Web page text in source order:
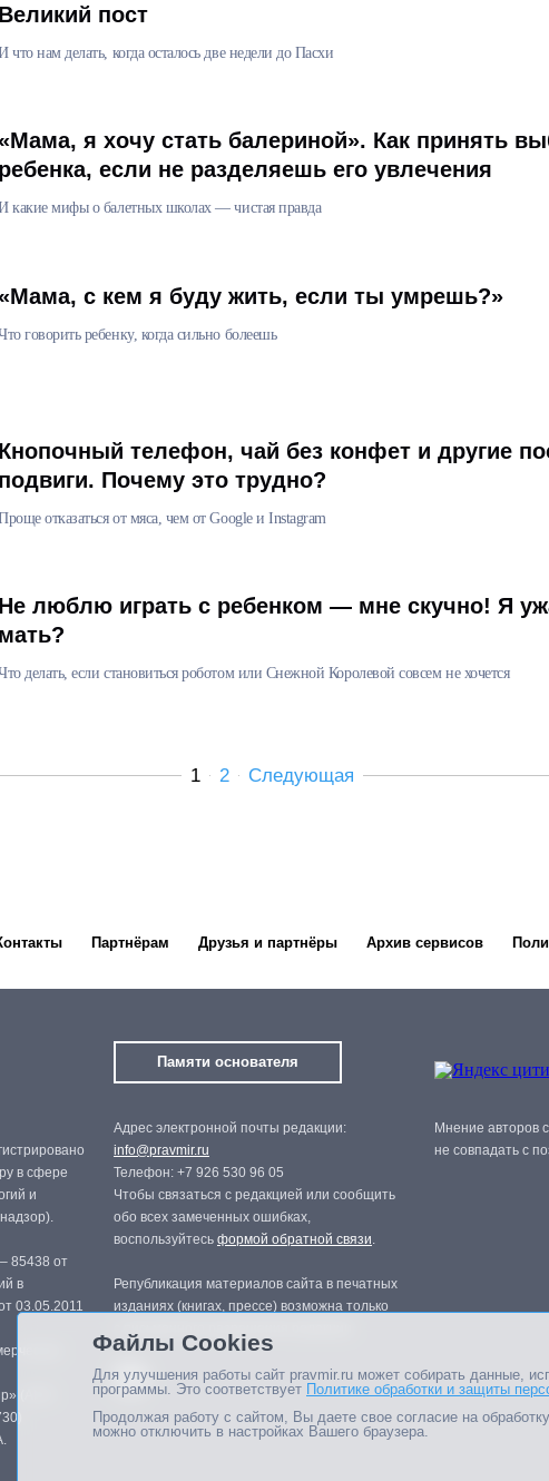
Великий пост
что нам делать, когда осталось две недели до Пасхи
«Мама, я хочу стать балериной». Как принять
ребенка, если не разделяешь его увлечения
какие мифы о балетных школах — чистая правда
«Мама, с кем я буду жить, если ты умрешь?»
говорить ребенку, когда сильно болеешь
Кнопочный телефон, чай без конфет и другие
подвиги. Почему это трудно?
отказаться от мяса, чем от Google и Instagram
Не люблю играть с ребенком — мне скучно! Я
мать?
делать, если становиться роботом или Снежной Королевой совсем не хочется
1 2 Следующая
Партнёрам Друзья и партнёры Архив сервисов
Памяти основателя
в сфере
и
85438 от
в
03.05.2011
(АНО
Адрес электронной почты редакции:
info@pravmir.ru
Телефон: +7 926 530 96 05
Чтобы связаться с редакцией или сообщить
обо всех замеченных ошибках,
воспользуйтесь формой обратной связи
Републикация материалов сайта в печатных
изданиях (книгах, прессе) возможна только
Мнение авторов
не совпадать с
Файлы Cookies
Для улучшения работы сайт pravmir.ru может собирать данные,
программы. Это соответствует Политике обработки и защиты
Продолжая работу с сайтом, Вы даете свое согласие на обработку
можно отключить в настройках Вашего браузера.